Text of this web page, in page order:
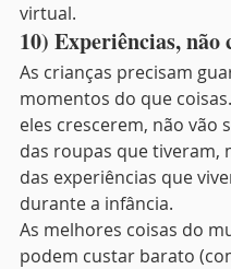
virtual.
10) Experiências, não
As crianças precisam
momentos do que
eles crescerem, não vão
das roupas que tiveram,
das experiências que
durante a infância.
As melhores coisas do
podem custar barato